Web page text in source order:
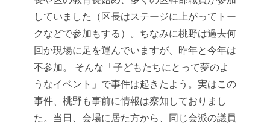
していました（区長はステージに上がってトー
クなどで参加もする）。ちなみに桃野は過去何
回か現場に足を運んでいますが、昨年と今年は
不参加。
そんな「子どもたちにとって夢のよ
うなイベント」で事件は起きたよう。実はこの
事件、桃野も事前に情報は察知しておりまし
た。当日、会場に居た方から、同じ会派の議員